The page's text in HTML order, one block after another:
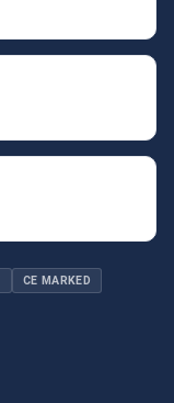
CE MARKED